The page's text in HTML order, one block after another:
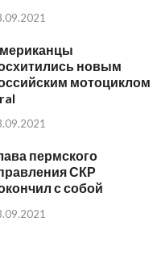
новым
мотоциклом
пермского
СКР
с собой